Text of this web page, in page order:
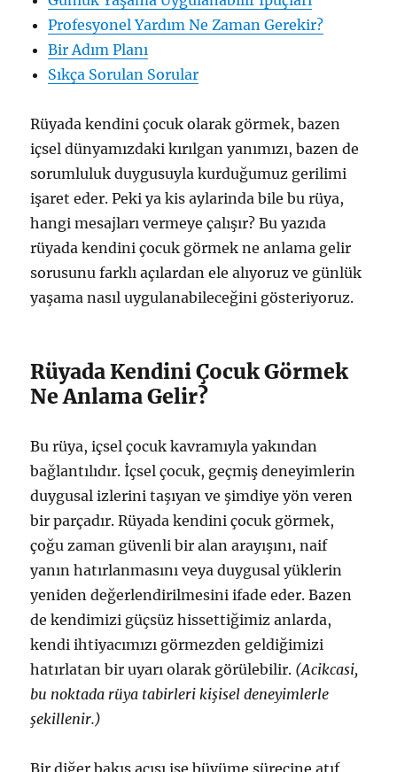
Profesyonel Yardım Ne Zaman Gerekir?
Bir Adım Planı
Sıkça Sorulan Sorular
Rüyada kendini çocuk olarak görmek, bazen
içsel dünyamızdaki kırılgan yanımızı, bazen de
sorumluluk duygusuyla kurduğumuz gerilimi
işaret eder. Peki ya kis aylarinda bile bu rüya,
hangi mesajları vermeye çalışır? Bu yazıda
rüyada kendini çocuk görmek ne anlama gelir
sorusunu farklı açılardan ele alıyoruz ve günlük
yaşama nasıl uygulanabileceğini gösteriyoruz.
Rüyada Kendini Çocuk Görmek
Ne Anlama Gelir?
Bu rüya, içsel çocuk kavramıyla yakından
bağlantılıdır. İçsel çocuk, geçmiş deneyimlerin
duygusal izlerini taşıyan ve şimdiye yön veren
bir parçadır. Rüyada kendini çocuk görmek,
çoğu zaman güvenli bir alan arayışını, naif
yanın hatırlanmasını veya duygusal yüklerin
yeniden değerlendirilmesini ifade eder. Bazen
de kendimizi güçsüz hissettiğimiz anlarda,
kendi ihtiyacımızı görmezden geldiğimizi
hatırlatan bir uyarı olarak görülebilir. (Acikcasi,
bu noktada rüya tabirleri kişisel deneyimlerle
şekillenir.)
Bir diğer bakış açısı ise büyüme sürecine atıf